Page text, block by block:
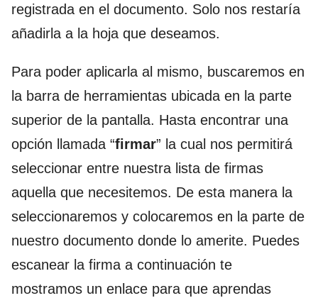
registrada en el documento. Solo nos restaría
añadirla a la hoja que deseamos.
Para poder aplicarla al mismo, buscaremos en
la barra de herramientas ubicada en la parte
superior de la pantalla. Hasta encontrar una
opción llamada “firmar” la cual nos permitirá
seleccionar entre nuestra lista de firmas
aquella que necesitemos. De esta manera la
seleccionaremos y colocaremos en la parte de
nuestro documento donde lo amerite. Puedes
escanear la firma a continuación te
mostramos un enlace para que aprendas